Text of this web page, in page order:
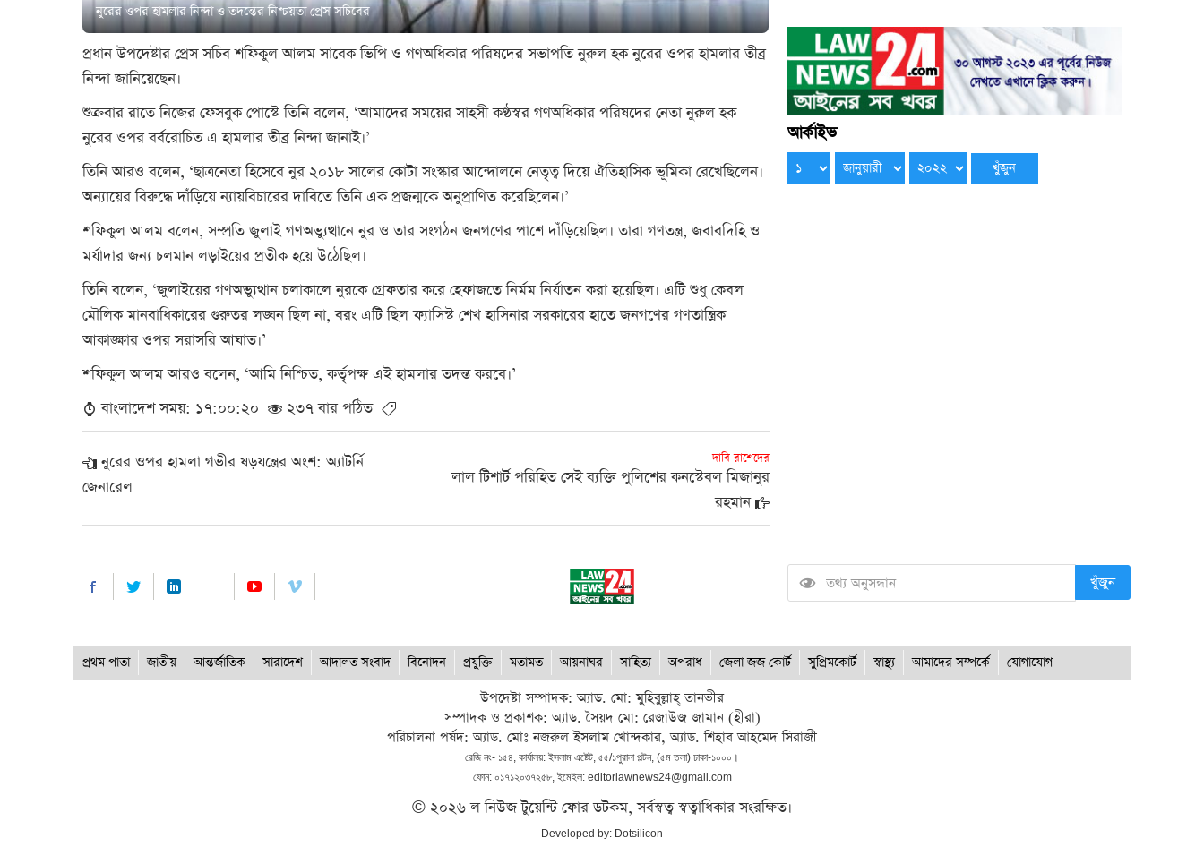
নুরের ওপর হামলার নিন্দা ও তদন্তের নিশ্চয়তা প্রেস সচিবের
প্রধান উপদেষ্টার প্রেস সচিব শফিকুল আলম সাবেক ভিপি ও গণঅধিকার পরিষদের সভাপতি নুরুল হক নুরের ওপর হামলার তীব্র
নিন্দা জানিয়েছেন।
শুক্রবার রাতে নিজের ফেসবুক পোস্টে তিনি বলেন, ‘আমাদের সময়ের সাহসী কণ্ঠস্বর গণঅধিকার পরিষদের নেতা নুরুল হক
নুরের ওপর বর্বরোচিত এ হামলার তীব্র নিন্দা জানাই।’
তিনি আরও বলেন, ‘ছাত্রনেতা হিসেবে নুর ২০১৮ সালের কোটা সংস্কার আন্দোলনে নেতৃত্ব দিয়ে ঐতিহাসিক ভূমিকা রেখেছিলেন।
অন্যায়ের বিরুদ্ধে দাঁড়িয়ে ন্যায়বিচারের দাবিতে তিনি এক প্রজন্মকে অনুপ্রাণিত করেছিলেন।’
শফিকুল আলম বলেন, সম্প্রতি জুলাই গণঅভ্যুত্থানে নুর ও তার সংগঠন জনগণের পাশে দাঁড়িয়েছিল। তারা গণতন্ত্র, জবাবদিহি ও
মর্যাদার জন্য চলমান লড়াইয়ের প্রতীক হয়ে উঠেছিল।
তিনি বলেন, ‘জুলাইয়ের গণঅভ্যুত্থান চলাকালে নুরকে গ্রেফতার করে হেফাজতে নির্মম নির্যাতন করা হয়েছিল। এটি শুধু কেবল
মৌলিক মানবাধিকারের গুরুতর লঙ্ঘন ছিল না, বরং এটি ছিল ফ্যাসিস্ট শেখ হাসিনার সরকারের হাতে জনগণের গণতান্ত্রিক
আকাঙ্ক্ষার ওপর সরাসরি আঘাত।’
শফিকুল আলম আরও বলেন, ‘আমি নিশ্চিত, কর্তৃপক্ষ এই হামলার তদন্ত করবে।’
বাংলাদেশ সময়: ১৭:০০:২০
২৩৭ বার পঠিত
নুরের ওপর হামলা গভীর ষড়যন্ত্রের অংশ: অ্যাটর্নি
জেনারেল
দাবি রাশেদের
লাল টিশার্ট পরিহিত সেই ব্যক্তি পুলিশের কনস্টেবল মিজানুর
রহমান
আর্কাইভ
খুঁজুন
প্রথম পাতা জাতীয় আন্তর্জাতিক সারাদেশ আদালত সংবাদ বিনোদন প্রযুক্তি মতামত আয়নাঘর সাহিত্য অপরাধ জেলা জজ কোর্ট সুপ্রিমকোর্ট স্বাস্থ্য আমাদের সম্পর্কে যোগাযোগ
উপদেষ্টা সম্পাদক: অ্যাড. মো: মুহিবুল্লাহ্ তানভীর
সম্পাদক ও প্রকাশক: অ্যাড. সৈয়দ মো: রেজাউজ জামান (হীরা)
পরিচালনা পর্ষদ: অ্যাড. মোঃ নজরুল ইসলাম খোন্দকার, অ্যাড. শিহাব আহমেদ সিরাজী
রেজি নং- ১৫৪, কার্যালয়: ইসলাম এষ্টেট, ৫৫/১পুরানা পল্টন, (৫ম তলা) ঢাকা-১০০০।
ফোন: ০১৭১২০৩৭২৫৮, ইমেইল: editorlawnews24@gmail.com
© ২০২৬ ল নিউজ টুয়েন্টি ফোর ডটকম, সর্বস্বত্ব স্বত্বাধিকার সংরক্ষিত।
Developed by: Dotsilicon